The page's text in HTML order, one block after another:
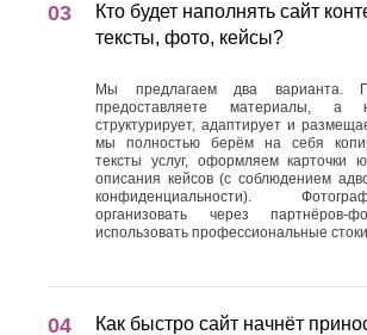
Кто будет наполнять сайт
тексты, фото, кейсы?
Мы предлагаем два
предоставляете материалы, а
структурирует, адаптирует и
мы полностью берём на себя
тексты услуг, оформляем карточки
описания кейсов (с соблюдением
конфиденциальности).
организовать через партнёров-
использовать профессиональные
Как быстро сайт начнёт